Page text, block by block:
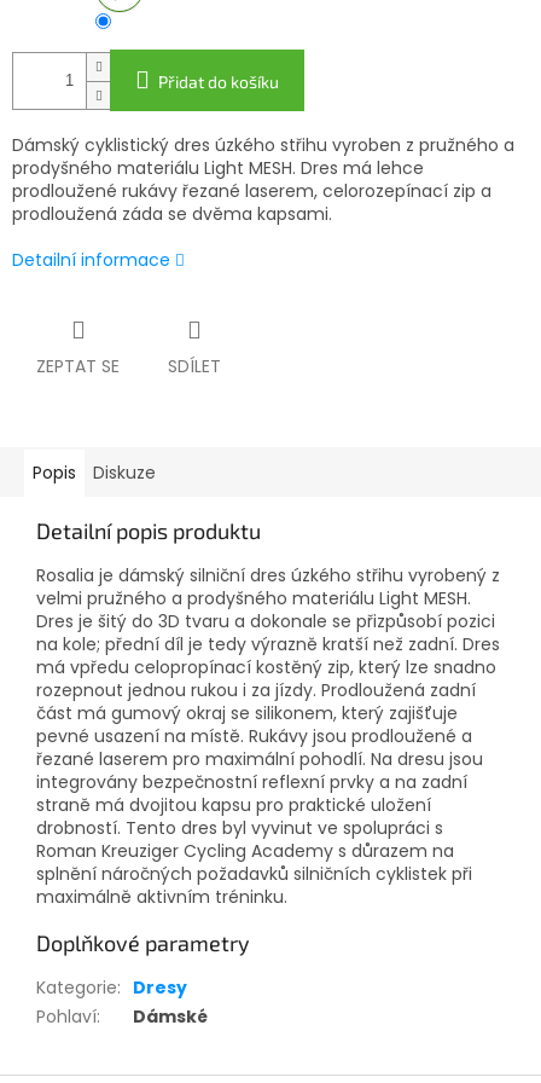
Přidat do košíku
Dámský cyklistický dres úzkého střihu vyroben z pružného a
prodyšného materiálu Light MESH. Dres má lehce
prodloužené rukávy řezané laserem, celorozepínací zip a
prodloužená záda se dvěma kapsami.
Detailní informace
ZEPTAT SE SDÍLET
Popis Diskuze
Detailní popis produktu
Rosalia je dámský silniční dres úzkého střihu vyrobený z
velmi pružného a prodyšného materiálu Light MESH.
Dres je šitý do 3D tvaru a dokonale se přizpůsobí pozici
na kole; přední díl je tedy výrazně kratší než zadní. Dres
má vpředu celopropínací kostěný zip, který lze snadno
rozepnout jednou rukou i za jízdy. Prodloužená zadní
část má gumový okraj se silikonem, který zajišťuje
pevné usazení na místě. Rukávy jsou prodloužené a
řezané laserem pro maximální pohodlí. Na dresu jsou
integrovány bezpečnostní reflexní prvky a na zadní
straně má dvojitou kapsu pro praktické uložení
drobností. Tento dres byl vyvinut ve spolupráci s
Roman Kreuziger Cycling Academy s důrazem na
splnění náročných požadavků silničních cyklistek při
maximálně aktivním tréninku.
Doplňkové parametry
Kategorie: Dresy
Pohlaví: Dámské